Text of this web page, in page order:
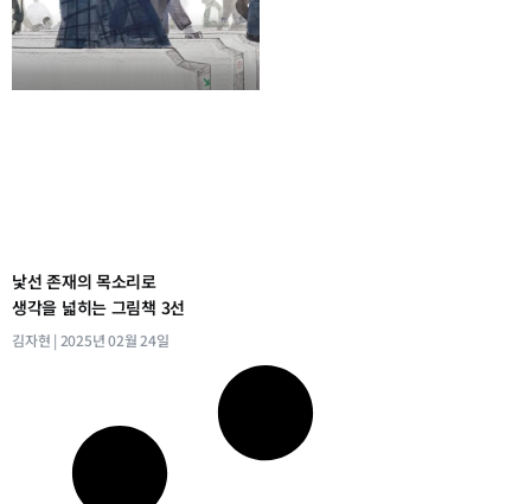
낯선 존재의 목소리로
생각을 넓히는 그림책 3선
김자현 2025년 02월 24일